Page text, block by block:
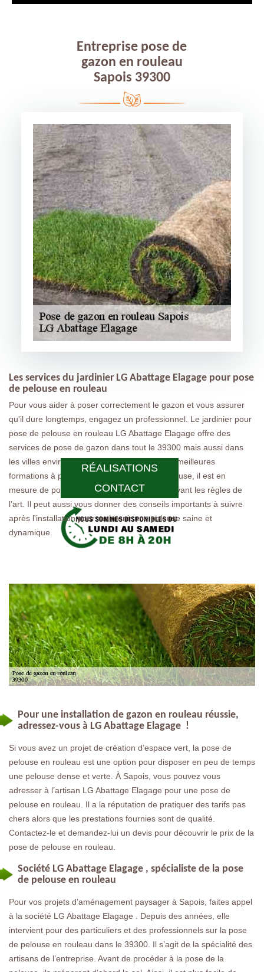
RÉALISATIONS
CONTACT
Entreprise pose de
gazon en rouleau
Sapois 39300
Les services du jardinier LG Abattage Elagage pour pose
de pelouse en rouleau
Pour vous aider à poser correctement le gazon et vous assurer
qu'il dure longtemps, engagez un professionnel. Le jardinier pour
pose de pelouse en rouleau LG Abattage Elagage offre des
services de pose de gazon dans tout le 39300 mais aussi dans
les villes environnantes. Comme il a suivi les meilleures
formations à propos des travaux sur une pelouse, il est en
mesure de poser une pelouse en rouleau suivant les règles de
l’art. Il peut aussi vous donner des conseils importants à suivre
après l'installation pour maintenir une pelouse saine et
dynamique.
Pour une installation de gazon en rouleau réussie,
adressez-vous à LG Abattage Elagage !
Si vous avez un projet de création d’espace vert, la pose de
pelouse en rouleau est une option pour disposer en peu de temps
une pelouse dense et verte. À Sapois, vous pouvez vous
adresser à l’artisan LG Abattage Elagage pour une pose de
pelouse en rouleau. Il a la réputation de pratiquer des tarifs pas
chers alors que les prestations fournies sont de qualité.
Contactez-le et demandez-lui un devis pour découvrir le prix de la
pose de pelouse en rouleau.
Société LG Abattage Elagage , spécialiste de la pose
de pelouse en rouleau
Pour vos projets d’aménagement paysager à Sapois, faites appel
à la société LG Abattage Elagage . Depuis des années, elle
intervient pour des particuliers et des professionnels sur la pose
de pelouse en rouleau dans le 39300. Il s’agit de la spécialité des
artisans de l’entreprise. Avant de procéder à la pose de la